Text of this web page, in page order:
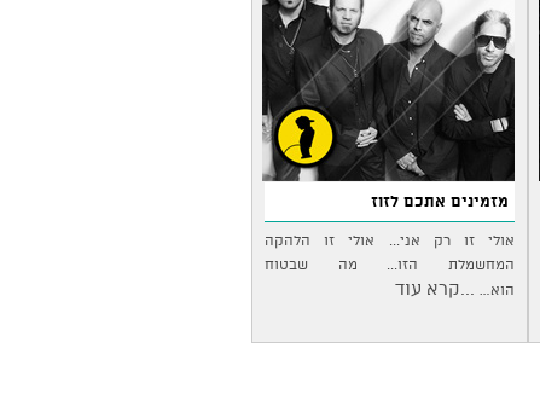
מזמינים אתכם לזוז
אולי זו רק אני... אולי זו הלהקה
המחשמלת הזו... מה שבטוח
הוא…
...קרא עוד